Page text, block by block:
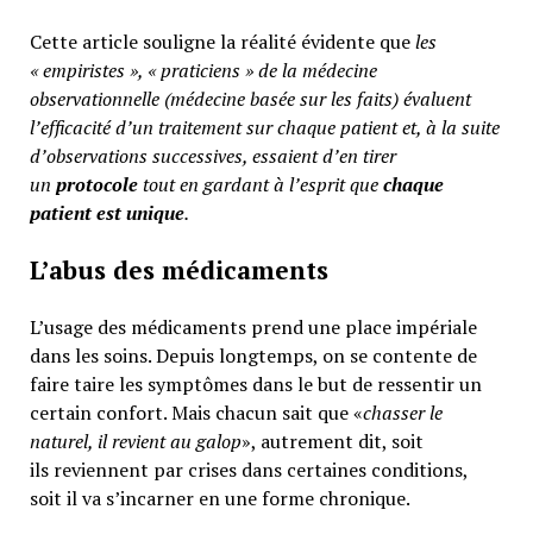
Cette article souligne la réalité évidente queles
« empiristes », « praticiens » de la médecine
observationnelle (médecine basée sur les faits) évaluent
l’efficacité d’un traitement sur chaque patient et, à la suite
d’observations successives, essaient d’en tirer
un protocoletout en gardant à l’esprit quechaque
patient est unique.
L’abus des médicaments
L’usage des médicaments prend une place impériale
dans les soins. Depuis longtemps, on se contente de
faire taire les symptômes dans le but de ressentir un
certain confort. Mais chacun sait que «chasser le
naturel, il revient au galop», autrement dit, soit
ils reviennent par crises dans certaines conditions,
soit il va s’incarner en une forme chronique.